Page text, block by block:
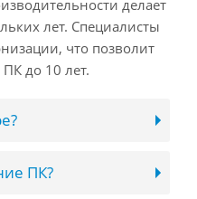
делает
лет. Специалисты
что позволит
до 10 лет.
ПК?